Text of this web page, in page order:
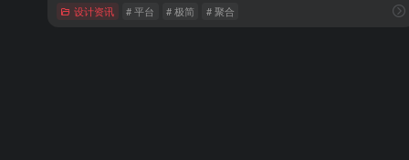
设计资讯 # 平台 # 极简 # 聚合